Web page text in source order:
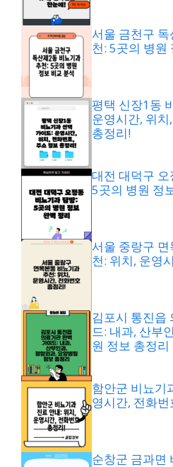
서울 금천구
천: 5곳의 병원
평택 신장1동
운영시간, 위
총정리!
대전 대덕구
5곳의 병원 정
서울 중랑구
천: 위치, 운영
김포시 통진읍
드: 내과, 산부
원 정보 총정리
함안군 비뇨기
영시간, 전화
순창군 금과면